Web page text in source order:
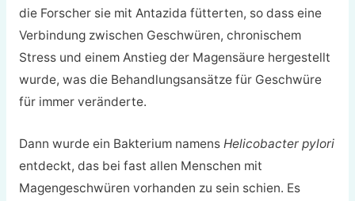
die Forscher sie mit Antazida fütterten, so dass eine
Verbindung zwischen Geschwüren, chronischem
Stress und einem Anstieg der Magensäure hergestellt
wurde, was die Behandlungsansätze für Geschwüre
für immer veränderte.
Dann wurde ein Bakterium namens Helicobacter pylori
entdeckt, das bei fast allen Menschen mit
Magengeschwüren vorhanden zu sein schien. Es